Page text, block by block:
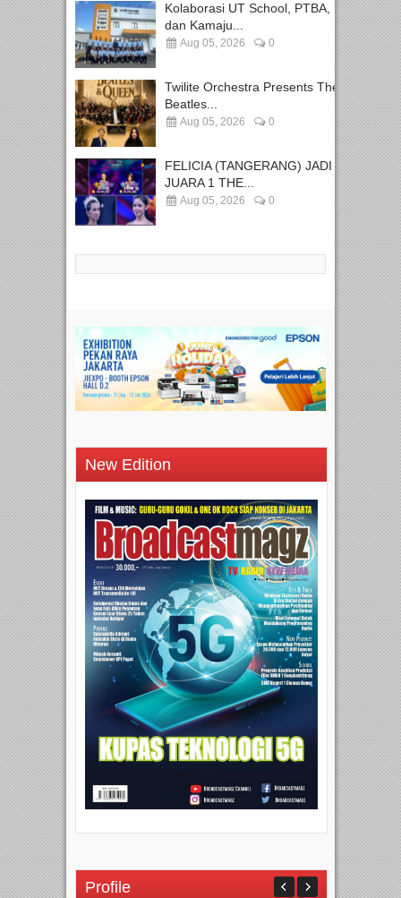
Kolaborasi UT School, PTBA,
dan Kamaju...
Aug 05, 2026 0
Twilite Orchestra Presents The
Beatles...
Aug 05, 2026 0
FELICIA (TANGERANG) JADI
JUARA 1 THE...
Aug 05, 2026 0
New Edition
Profile